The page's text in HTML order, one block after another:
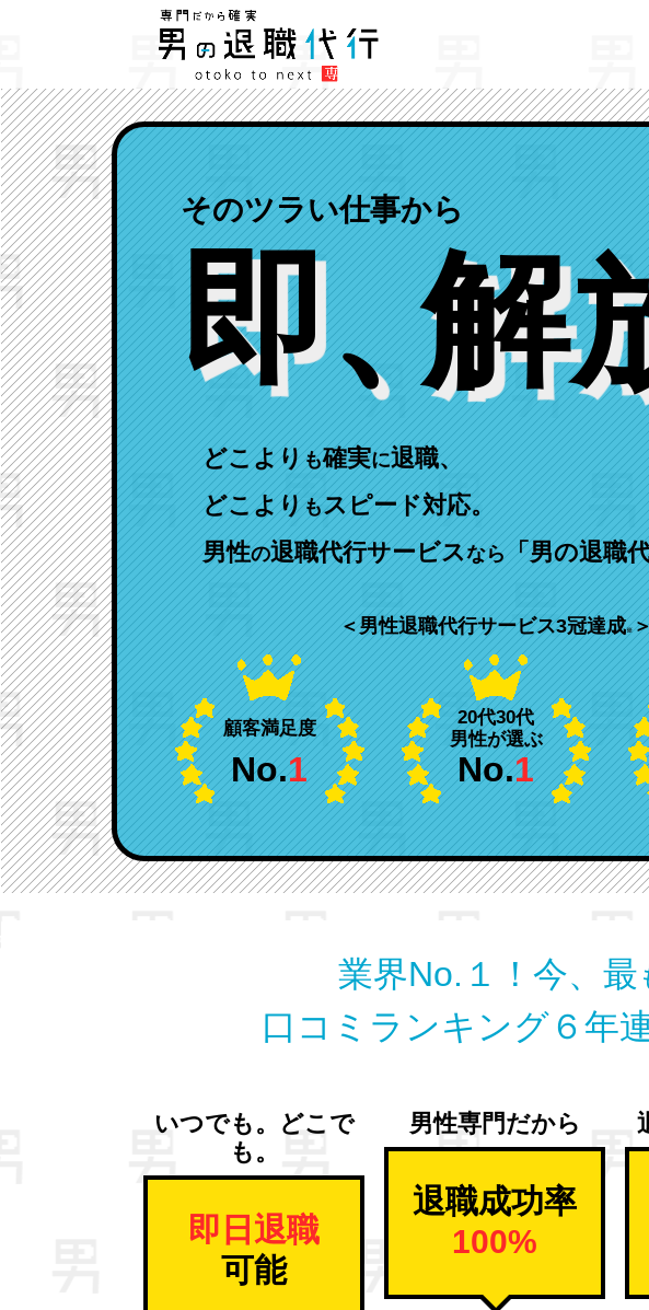
そのツラい仕事から
即、解
どこよりも確実に退職、
どこよりもスピード対応。
男性の退職代行サービスなら「男の退職
＜男性退職代行サービス3冠達成※
20代30代
男性が選ぶ
No.1
顧客満足度
No.1
業界No.１！ 今、最
口コミランキング６年
いつでも。どこで
も。
即日退職
可能
男性専門だから
退職成功率
100%